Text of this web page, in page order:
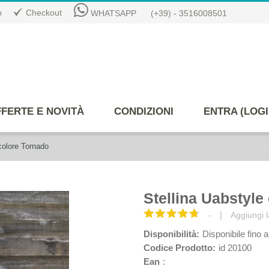
Checkout WHATSAPP (+39) - 3516008501
E NOVITÀ CONDIZIONI ENTRA
Tornado
Stellina Uabstyle
- | Aggiungi
Disponibilità: Disponibile fino
Codice Prodotto: id 20100
Ean :